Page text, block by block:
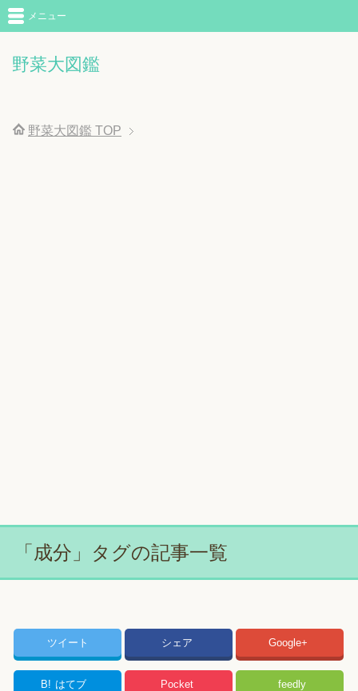
野菜大図鑑
メニュー
野菜大図鑑 TOP
「成分」タグの記事一覧
ツイート シェア Google+
B! はてブ Pocket feedly